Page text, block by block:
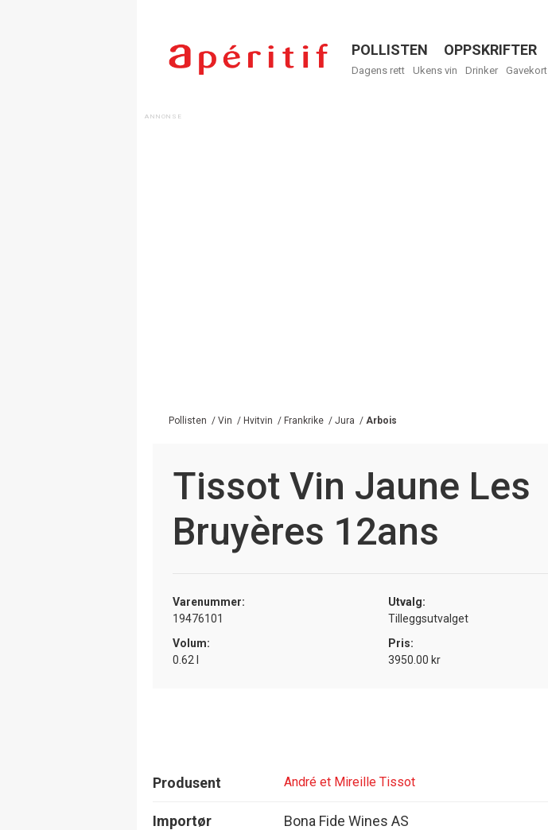
Menu
POLLISTEN OPPSKRIFTER
Dagens rett Ukens vin Drinker Gavekort
Pollisten / Vin / Hvitvin / Frankrike / Jura / Arbois
Tissot Vin Jaune Les
Bruyères 12ans
Varenummer:
19476101
Utvalg:
Tilleggsutvalget
Volum:
0.62 l
Pris:
3950.00 kr
Produsent André et Mireille Tissot
Importør Bona Fide Wines AS